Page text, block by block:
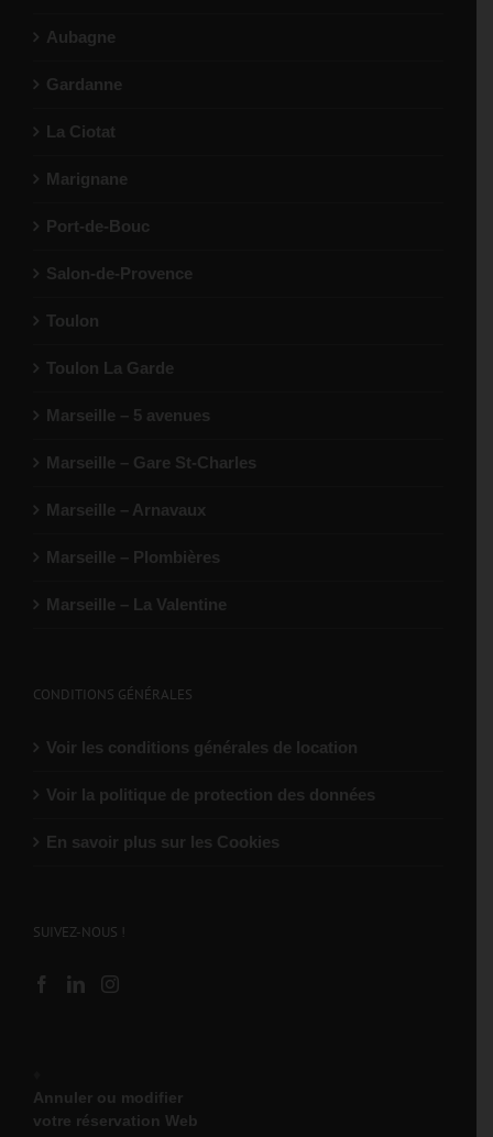
Aubagne
Gardanne
La Ciotat
Marignane
Port-de-Bouc
Salon-de-Provence
Toulon
Toulon La Garde
Marseille – 5 avenues
Marseille – Gare St-Charles
Marseille – Arnavaux
Marseille – Plombières
Marseille – La Valentine
CONDITIONS GÉNÉRALES
Voir les conditions générales de location
Voir la politique de protection des données
En savoir plus sur les Cookies
SUIVEZ-NOUS !
Annuler ou modifier
votre réservation Web